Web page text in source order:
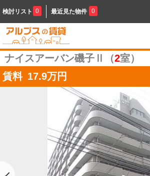
検討リスト 0 最近見た物件 0
ナイスアーバン磯子Ⅱ（2室）
賃料 17.9万円